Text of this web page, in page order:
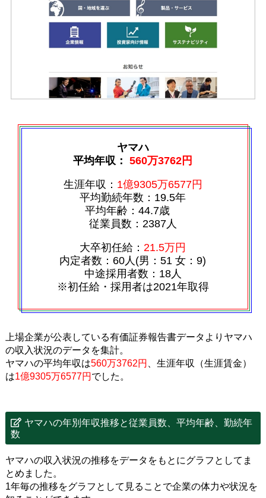
ヤマハ
平均年収：560万3762円
生涯年収： 1億9305万6577円
平均勤続年数：19.5年
平均年齢：44.7歳
従業員数：2387人
大卒初任給： 21.5万円
内定者数：60人(男：51 女：9)
中途採用者数：18人
※初任給・採用者は2021年取得
上場企業が公表している有価証券報告書データよりヤマハ
の収入状況のデータを集計。
ヤマハの平均年収は560万3762円
、生涯年収（生涯賃金）
は1億9305万6577円 でした。
ヤマハの年別年収推移と従業員数、平均年齢、勤続年
数
ヤマハの収入状況の推移をデータをもとにグラフとしてま
とめました。
1年毎の推移をグラフとして見ることで企業の体力や状況を